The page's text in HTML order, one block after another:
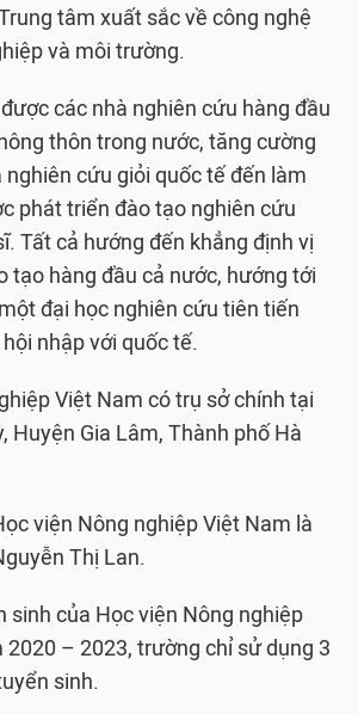
tâm xuất sắc về công nghệ
và môi trường.
các nhà nghiên cứu hàng đầu
thôn trong nước, tăng cường
nghiên cứu giỏi quốc tế đến làm
phát triển đào tạo nghiên cứu
Tất cả hướng đến khẳng định vị
tạo hàng đầu cả nước, hướng tới
đại học nghiên cứu tiên tiến
nhập với quốc tế.
Việt Nam có trụ sở chính tại
Huyện Gia Lâm, Thành phố Hà
viện Nông nghiệp Việt Nam là
Thị Lan.
sinh của Học viện Nông nghiệp
– 2023, trường chỉ sử dụng 3
sinh.